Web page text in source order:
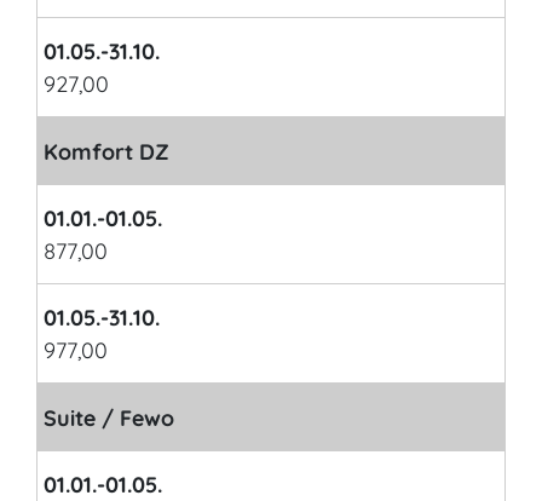
01.05.-31.10.
927,00
Komfort DZ
01.01.-01.05.
877,00
01.05.-31.10.
977,00
Suite / Fewo
01.01.-01.05.